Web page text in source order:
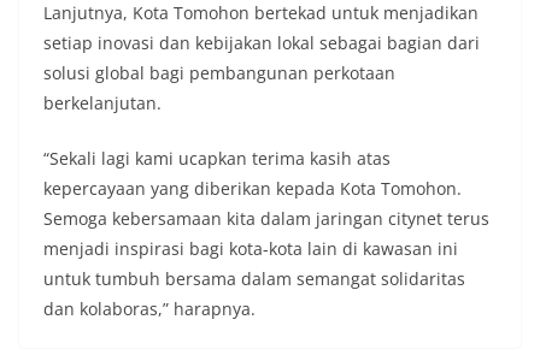
Lanjutnya, Kota Tomohon bertekad untuk menjadikan
setiap inovasi dan kebijakan lokal sebagai bagian dari
solusi global bagi pembangunan perkotaan
berkelanjutan.
“Sekali lagi kami ucapkan terima kasih atas
kepercayaan yang diberikan kepada Kota Tomohon.
Semoga kebersamaan kita dalam jaringan citynet terus
menjadi inspirasi bagi kota-kota lain di kawasan ini
untuk tumbuh bersama dalam semangat solidaritas
dan kolaboras,” harapnya.